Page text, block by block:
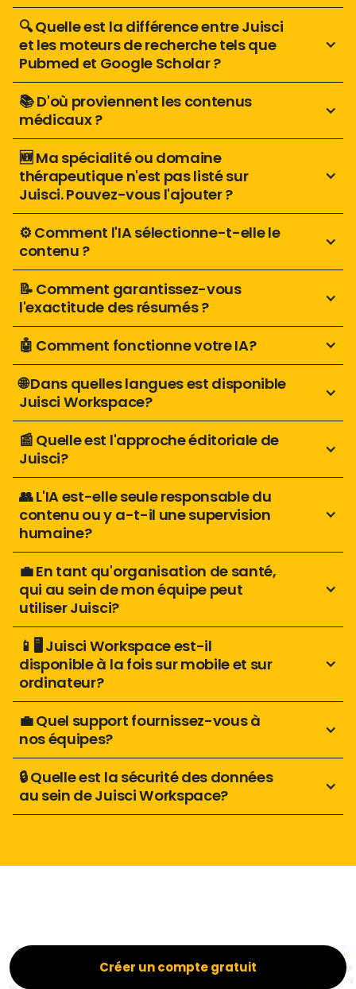
🔍 Quelle est la différence entre Juisci
et les moteurs de recherche tels que
Pubmed et Google Scholar ?
📚 D'où proviennent les contenus
médicaux ?
🆕 Ma spécialité ou domaine
thérapeutique n'est pas listé sur
Juisci. Pouvez-vous l'ajouter ?
⚙️ Comment l'IA sélectionne-t-elle le
contenu ?
📝 Comment garantissez-vous
l'exactitude des résumés ?
🤖 Comment fonctionne votre IA?
🌐 Dans quelles langues est disponible
Juisci Workspace?
📰 Quelle est l'approche éditoriale de
Juisci?
👥 L'IA est-elle seule responsable du
contenu ou y a-t-il une supervision
humaine?
💼 En tant qu'organisation de santé,
qui au sein de mon équipe peut
utiliser Juisci?
📱🖥️ Juisci Workspace est-il
disponible à la fois sur mobile et sur
ordinateur?
💼 Quel support fournissez-vous à
nos équipes?
🔒 Quelle est la sécurité des données
au sein de Juisci Workspace?
Créer un compte gratuit